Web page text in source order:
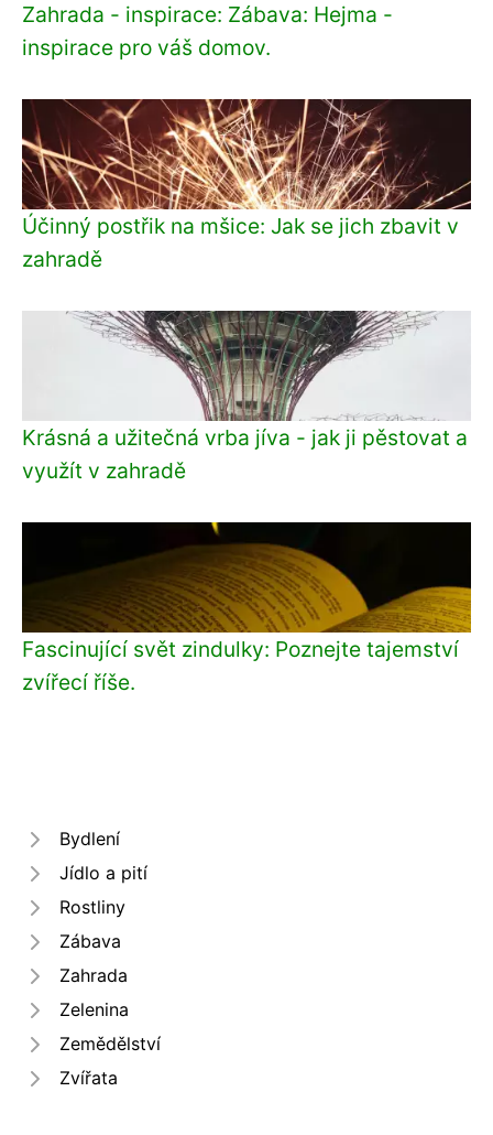
Zahrada - inspirace: Zábava: Hejma -
inspirace pro váš domov.
Účinný postřik na mšice: Jak se jich zbavit v
zahradě
Krásná a užitečná vrba jíva - jak ji pěstovat a
využít v zahradě
Fascinující svět zindulky: Poznejte tajemství
zvířecí říše.
Bydlení
Jídlo a pití
Rostliny
Zábava
Zahrada
Zelenina
Zemědělství
Zvířata